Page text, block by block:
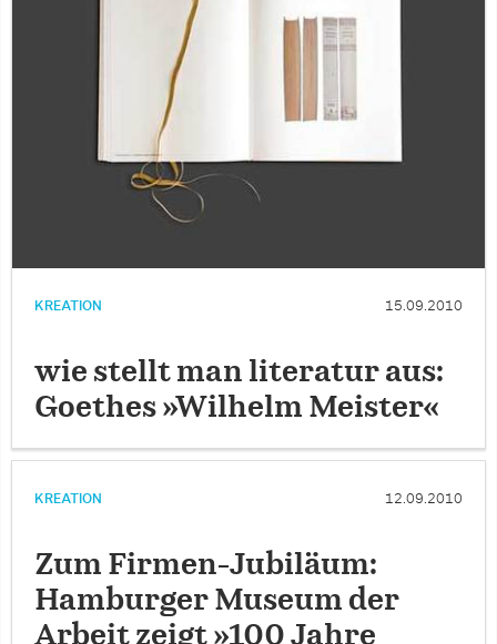
KREATION 15.09.2010
wie stellt man literatur aus:
Goethes »Wilhelm Meister«
KREATION 12.09.2010
Zum Firmen-Jubiläum:
Hamburger Museum der
Arbeit zeigt »100 Jahre